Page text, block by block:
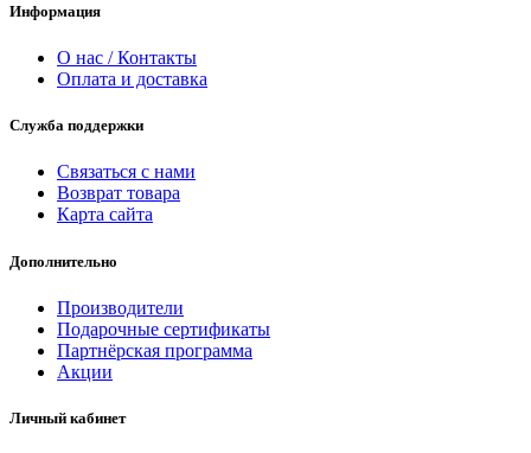
Информация
О нас / Контакты
Оплата и доставка
Служба поддержки
Связаться с нами
Возврат товара
Карта сайта
Дополнительно
Производители
Подарочные сертификаты
Партнёрская программа
Акции
Личный кабинет